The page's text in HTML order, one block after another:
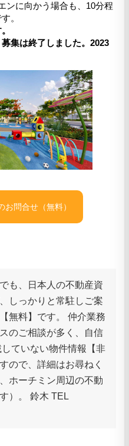
ンに向かう場合も、10分程
。
集は終了しました。2023
問合せ（無料）
も、日本人の不動産資
しっかりと常駐しご案
無料】です。 仲介業務
のご相談が多く、自信
ていない物件情報【非
ので、詳細はお尋ねく
ホーチミン周辺の不動
）。 鈴木 TEL